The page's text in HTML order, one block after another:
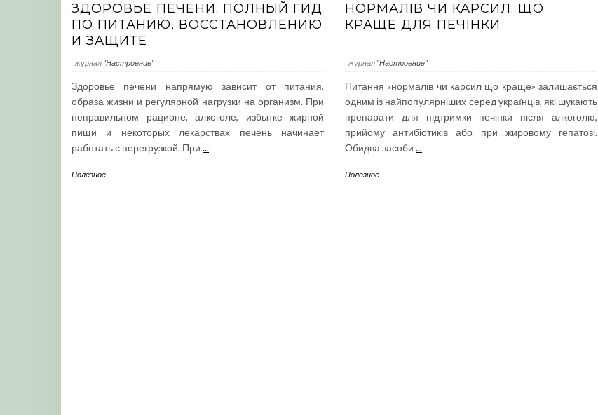
ЗДОРОВЬЕ ПЕЧЕНИ: ПОЛНЫЙ ГИД
ПО ПИТАНИЮ, ВОССТАНОВЛЕНИЮ
И ЗАЩИТЕ
журнал "Настроение"
Здоровье печени напрямую зависит от питания,
образа жизни и регулярной нагрузки на организм. При
неправильном рационе, алкоголе, избытке жирной
пищи и некоторых лекарствах печень начинает
работать с перегрузкой. При ...
Полезное
НОРМАЛІВ ЧИ КАРСИЛ: ЩО
КРАЩЕ ДЛЯ ПЕЧІНКИ
журнал "Настроение"
Питання «нормалів чи карсил що краще» залишається
одним із найпопулярніших серед українців, які шукають
препарати для підтримки печінки після алкоголю,
прийому антибіотиків або при жировому гепатозі.
Обидва засоби ...
Полезное